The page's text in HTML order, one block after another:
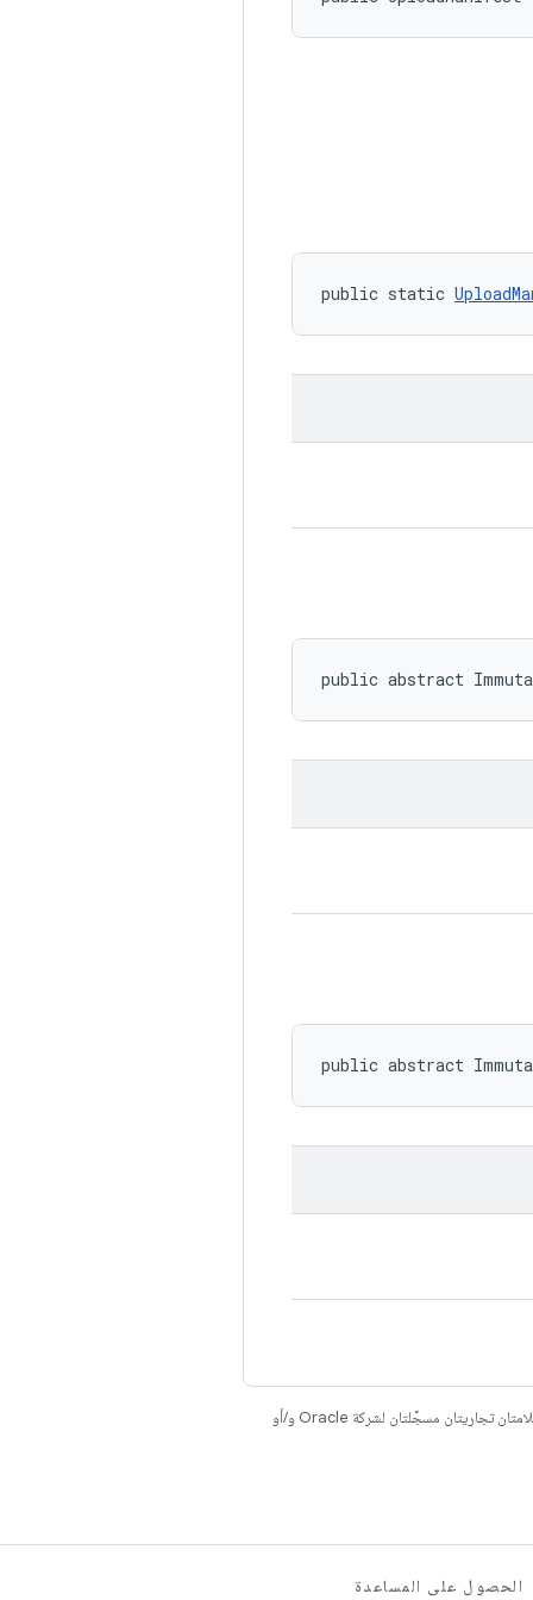
public static
public abstract
public abstract
. إنّ Java وOpenJDK هما علامتان تجاريتان مسجَّلتان لشركة Oracle و/أو
الحصول على المساعدة